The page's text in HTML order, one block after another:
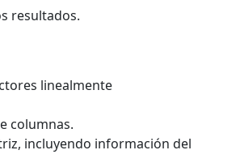
resultados.
linealmente
columnas.
incluyendo información del